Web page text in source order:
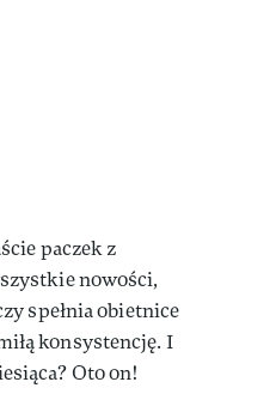
paczek z
nowości,
spełnia obietnice
konsystencję. I
Oto on!